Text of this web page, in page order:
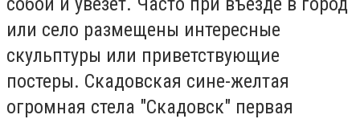
или село размещены интересные
скульптуры или приветствующие
постеры. Скадовская сине-желтая
огромная стела "Скадовск" первая